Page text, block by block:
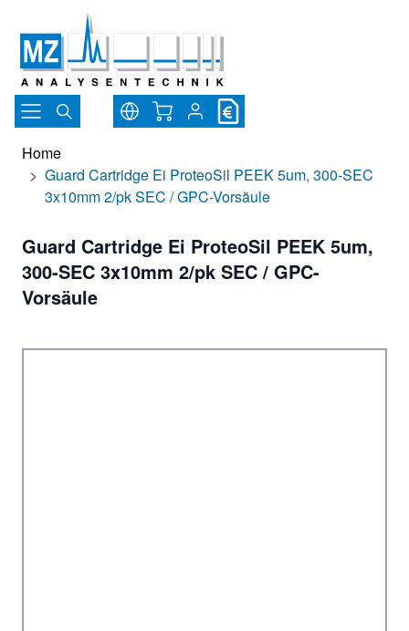
Direkt zum Inhalt
Warenkorb
Home
> Guard Cartridge Ei ProteoSil PEEK 5um, 300-SEC
3x10mm 2/pk SEC / GPC-Vorsäule
Guard Cartridge Ei ProteoSil PEEK 5um,
300-SEC 3x10mm 2/pk SEC / GPC-
Vorsäule